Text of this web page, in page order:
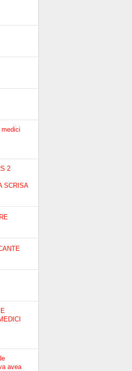
medici
2
SCRISA
avea